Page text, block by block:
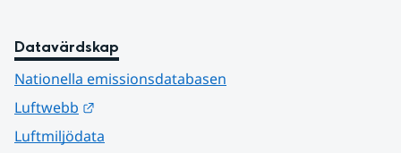
Datavärdskap
Nationella emissionsdatabasen
Luftwebb
Luftmiljödata